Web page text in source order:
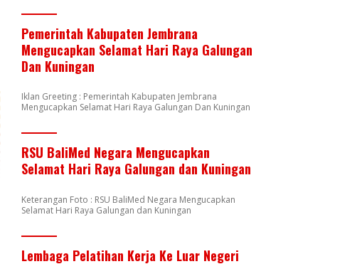
Pemerintah Kabupaten Jembrana
Mengucapkan Selamat Hari Raya Galungan
Dan Kuningan
Iklan Greeting : Pemerintah Kabupaten Jembrana
Mengucapkan Selamat Hari Raya Galungan Dan Kuningan
RSU BaliMed Negara Mengucapkan
Selamat Hari Raya Galungan dan Kuningan
Keterangan Foto : RSU BaliMed Negara Mengucapkan
Selamat Hari Raya Galungan dan Kuningan
Lembaga Pelatihan Kerja Ke Luar Negeri